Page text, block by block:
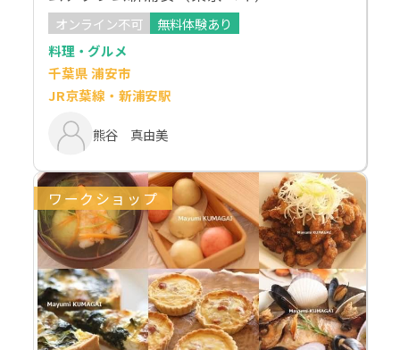
オンライン不可
無料体験あり
料理・グルメ
千葉県 浦安市
JR京葉線・新浦安駅
熊谷 真由美
ワークショップ